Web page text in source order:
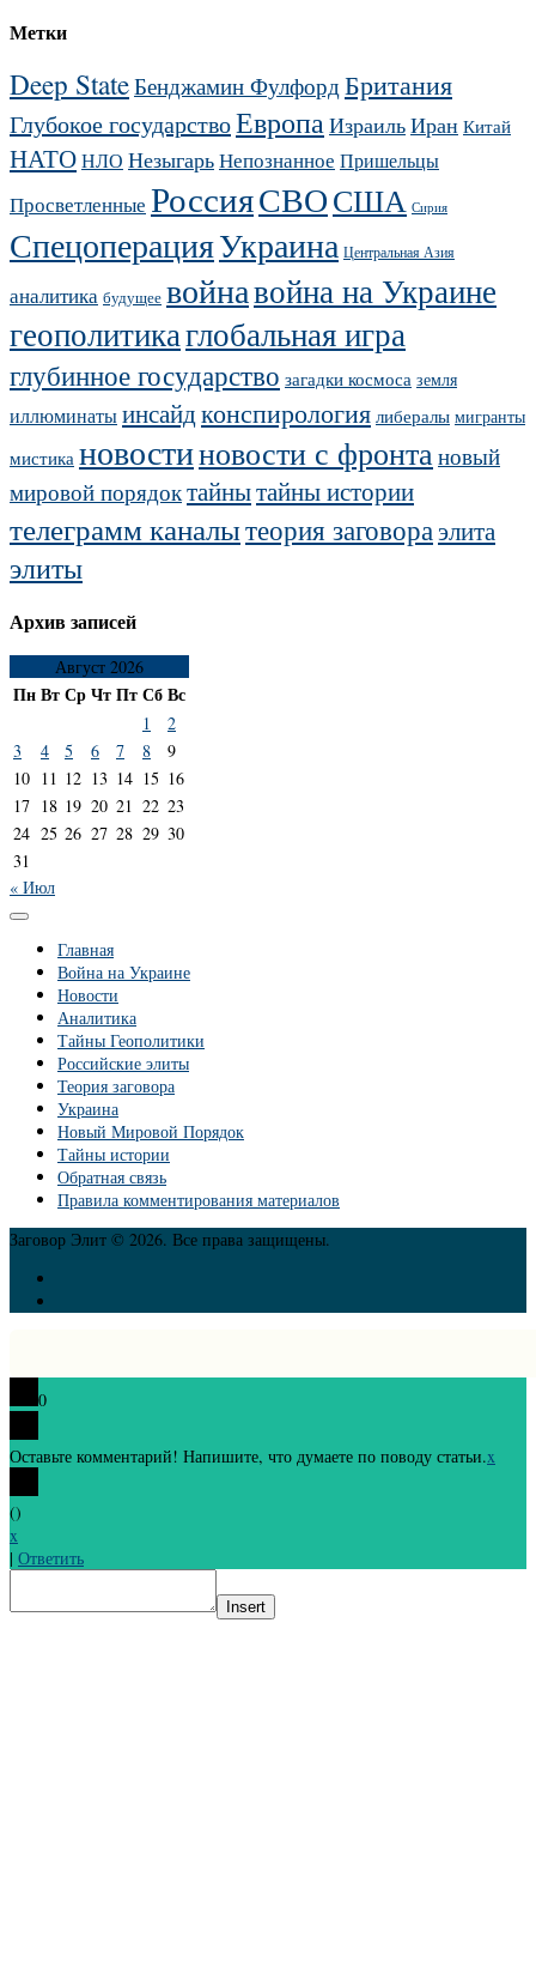
Метки
Deep StateБенджамин ФулфордБритания
Глубокое государствоЕвропаИзраильИран Китай
НАТОНЛО НезыгарьНепознанное Пришельцы
Просветленные РоссияСВОСША Сирия
СпецоперацияУкраина Центральная Азия
аналитика будущее войнавойна на Украине
геополитикаглобальная игра
глубинное государство загадки космоса земля
иллюминатыинсайдконспирология либералы мигранты
мистика новостиновости с фронтановый
мировой порядоктайнытайны истории
телеграмм каналытеория заговораэлита
элиты
Архив записей
Август 2026
ПнВтСрЧтПтСбВс
1
2
3
4 5 6 7 8
9
10 11 12 13 14 15 16
17 18 19 20 21 22 23
24 25 26 27 28 29 30
31
« Июл
Главная
Война на Украине
Новости
Аналитика
Тайны Геополитики
Российские элиты
Теория заговора
Украина
Новый Мировой Порядок
Тайны истории
Обратная связь
Правила комментирования материалов
Заговор Элит © 2026. Все права защищены.
0
Оставьте комментарий! Напишите, что думаете по поводу статьи.x
()
x
| Ответить
Insert